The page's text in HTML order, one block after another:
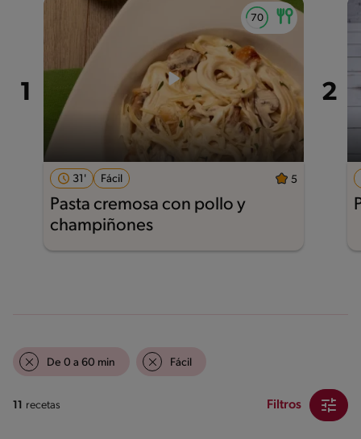
31' Fácil 5
Pasta cremosa con pollo y
champiñones
De 0 a 60 min Fácil
11 recetas Filtros